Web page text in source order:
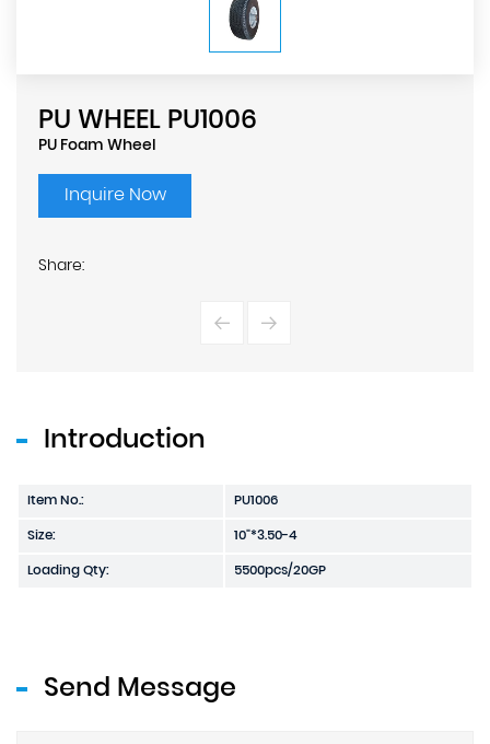
PU WHEEL PU1006
PU Foam Wheel
Inquire Now
Share:
Introduction
Item No.:
PU1006
Size:
10"*3.50-4
Loading Qty:
5500pcs/20GP
Send Message